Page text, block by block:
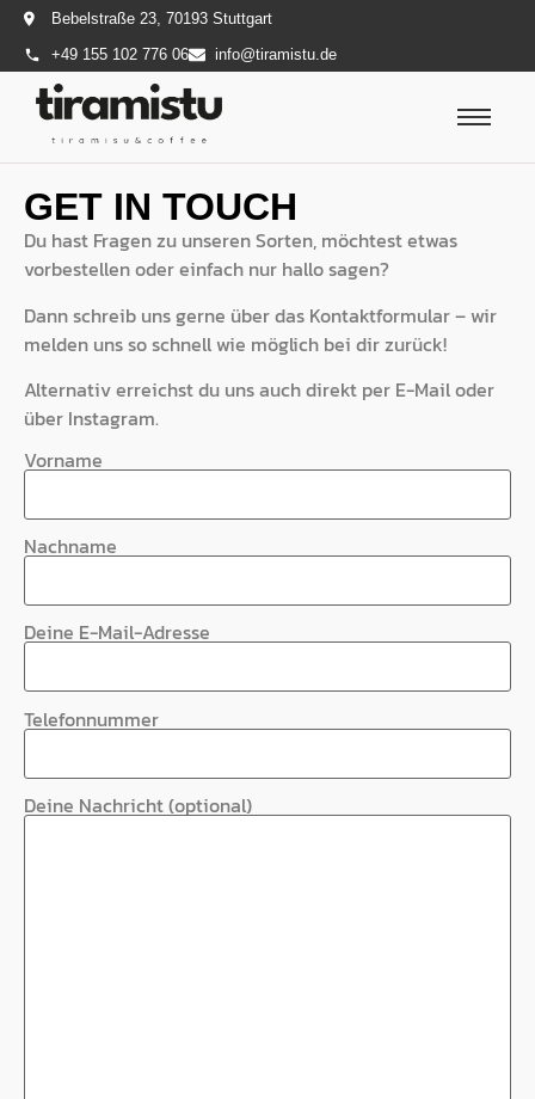
Bebelstraße 23, 70193 Stuttgart
+49 155 102 776 06
info@tiramistu.de
GET IN TOUCH
Du hast Fragen zu unseren Sorten, möchtest etwas
vorbestellen oder einfach nur hallo sagen?
Dann schreib uns gerne über das Kontaktformular – wir
melden uns so schnell wie möglich bei dir zurück!
Alternativ erreichst du uns auch direkt per E-Mail oder
über Instagram.
Vorname
Nachname
Deine E-Mail-Adresse
Telefonnummer
Deine Nachricht (optional)